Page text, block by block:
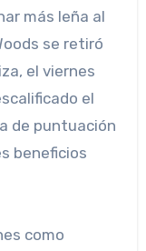
más leña al
se retiró
el viernes
el
de puntuación
beneficios
como